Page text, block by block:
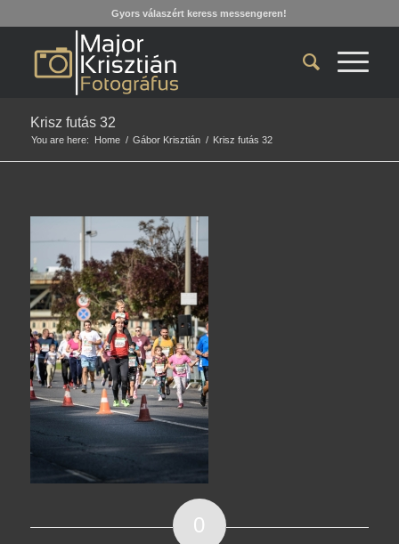
Gyors válaszért keress messengeren!
Krisz futás 32
You are here: Home / Gábor Krisztián / Krisz futás 32
0